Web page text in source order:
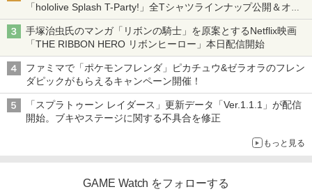
「hololive Splash T-Party!」全Tシャツラインナップ公開＆オン
ライン販売開始
手塚治虫氏のマンガ「リボンの騎士」を原案とするNetflix映画
「THE RIBBON HERO リボンヒーロー」本日配信開始
ファミマで「ポケモンフレンダ」ピカチュウ&ゼラオラのフレン
ダピックがもらえるキャンペーン開催！
「スプラトゥーン レイダース」更新データ「Ver.1.1.1」が配信
開始。ブキやステージに関する不具合を修正
もっと見る
GAME Watch をフォローする